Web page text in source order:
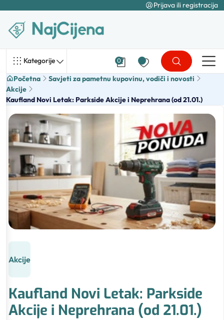
Prijava ili registracija
Kategorije 0
Početna
Savjeti za pametnu kupovinu, vodiči i novosti
Akcije
Kaufland Novi Letak: Parkside Akcije i Neprehrana (od 21.01.)
Akcije
Kaufland Novi Letak: Parkside
Akcije i Neprehrana (od 21.01.)